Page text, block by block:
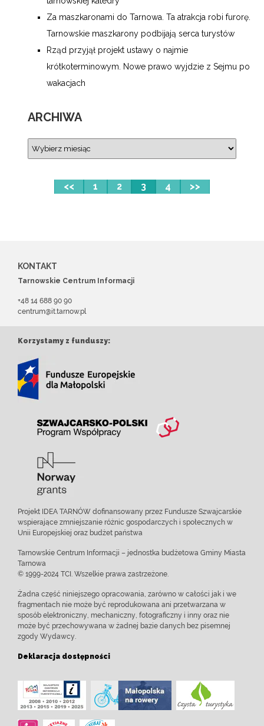
Za maszkaronami do Tarnowa. Ta atrakcja robi furorę.
Tarnowskie maszkarony podbijają serca turystów
Rząd przyjął projekt ustawy o najmie
krótkoterminowym. Nowe prawo wyjdzie z Sejmu po
wakacjach
ARCHIWA
<< 1 2 3 4 >>
KONTAKT
Tarnowskie Centrum Informacji
+48 14 688 90 90
centrum@it.tarnow.pl
Korzystamy z funduszy:
Projekt IDEA TARNÓW dofinansowany przez Fundusze Szwajcarskie
wspierające zmniejszanie różnic gospodarczych i społecznych w
Unii Europejskiej oraz budżet państwa
Tarnowskie Centrum Informacji – jednostka budżetowa Gminy Miasta
Tarnowa
© 1999-2024 TCI. Wszelkie prawa zastrzeżone.
Żadna część niniejszego opracowania, zarówno w całości jak i we
fragmentach nie może być reprodukowana ani przetwarzana w
sposób elektroniczny, mechaniczny, fotograficzny i inny oraz nie
może być przechowywana w żadnej bazie danych bez pisemnej
zgody Wydawcy.
Deklaracja dostępności